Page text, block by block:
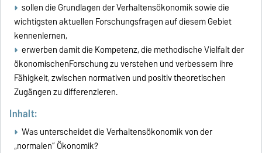
sollen die Grundlagen der Verhaltensökonomik sowie die
wichtigsten aktuellen Forschungsfragen auf diesem Gebiet
kennenlernen,
erwerben damit die Kompetenz, die methodische Vielfalt der
ökonomischenForschung zu verstehen und verbessern ihre
Fähigkeit, zwischen normativen und positiv theoretischen
Zugängen zu differenzieren.
Inhalt:
Was unterscheidet die Verhaltensökonomik von der
„normalen“ Ökonomik?